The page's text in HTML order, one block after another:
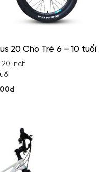
20 Cho Trẻ 6 – 10 tuổi
inch